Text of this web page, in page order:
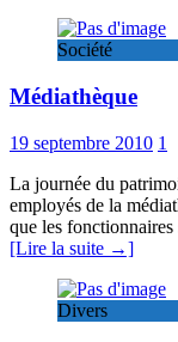
Société
Médiathèque
19 septembre 2010 1
La journée du
employés de la
que les
[Lire la suite →]
Divers